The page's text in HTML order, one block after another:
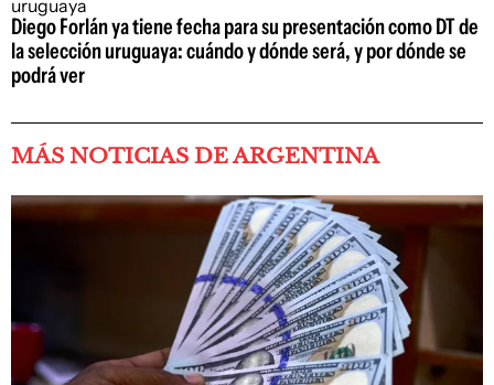
Diego Forlán ya tiene fecha para su presentación como DT de
la selección uruguaya: cuándo y dónde será, y por dónde se
podrá ver
MÁS NOTICIAS DE ARGENTINA